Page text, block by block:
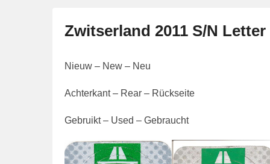
Zwitserland 2011 S/N Letter
e
l
a
s
Nieuw – New – Neu
Achterkant – Rear – Rückseite
Gebruikt – Used – Gebraucht